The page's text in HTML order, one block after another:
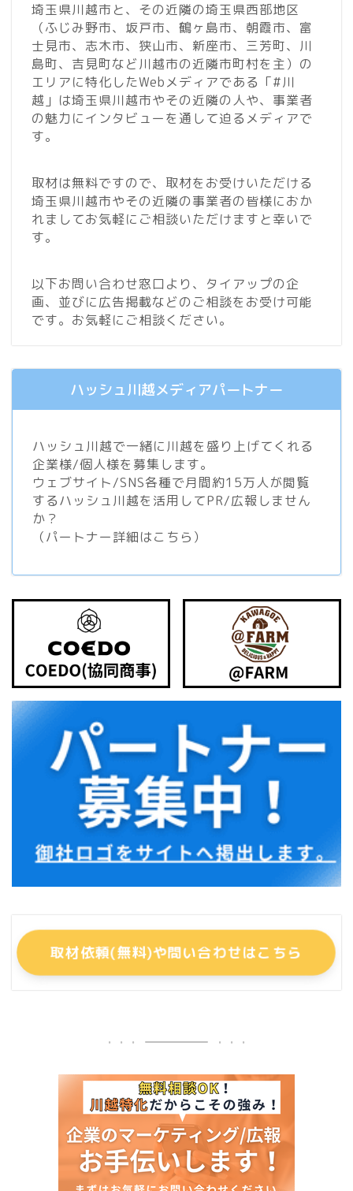
埼玉県川越市と、その近隣の埼玉県西部地区
（ふじみ野市、坂戸市、鶴ヶ島市、朝霞市、富
士見市、志木市、狭山市、新座市、三芳町、川
島町、吉見町など川越市の近隣市町村を主）の
エリアに特化したWebメディアである「#川
越」は埼玉県川越市やその近隣の人や、事業者
の魅力にインタビューを通して迫るメディアで
す。
取材は無料ですので、取材をお受けいただける
埼玉県川越市やその近隣の事業者の皆様におか
れましてお気軽にご相談いただけますと幸いで
す。
以下お問い合わせ窓口より、タイアップの企
画、並びに広告掲載などのご相談をお受け可能
です。お気軽にご相談ください。
ハッシュ川越メディアパートナー
ハッシュ川越で一緒に川越を盛り上げてくれる
企業様/個人様を募集します。
ウェブサイト/SNS各種で月間約15万人が閲覧
するハッシュ川越を活用してPR/広報しません
か？
（パートナー詳細はこちら ）
取材依頼(無料)や問い合わせはこちら